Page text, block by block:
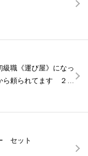
職《運び屋》になっ
ら頼られてます ２
セット